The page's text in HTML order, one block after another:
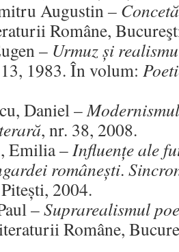
Augustin–
Române,
– Urmuz și
1983. În volum:
Daniel –
, nr. 38, 2008.
Emilia –Influențe ale
românești.
2004.
–Suprarealismul
Române,